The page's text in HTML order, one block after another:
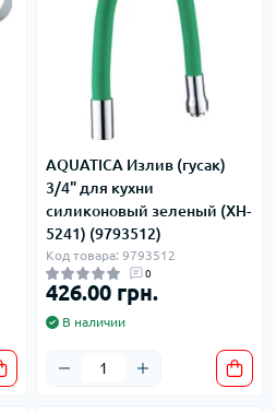
AQUATICA Излив (гусак)
3/4" для кухни
силиконовый зеленый (XH-
5241) (9793512)
Код товара: 9793512
0
426.00 грн.
В наличии